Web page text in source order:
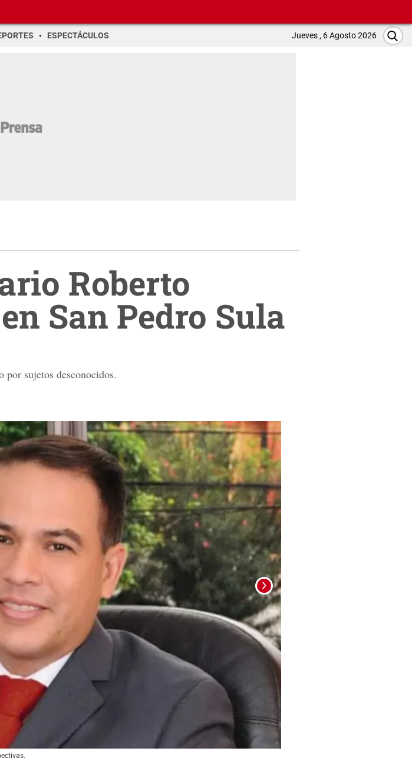
ESPECTÁCULOS Jueves , 6 Agosto 2026
Roberto
San Pedro Sula
por sujetos desconocidos.